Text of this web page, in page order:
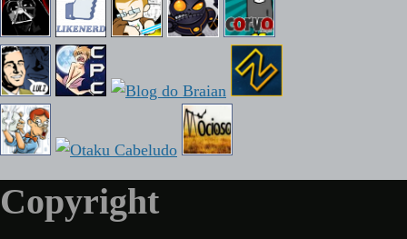
Copyright